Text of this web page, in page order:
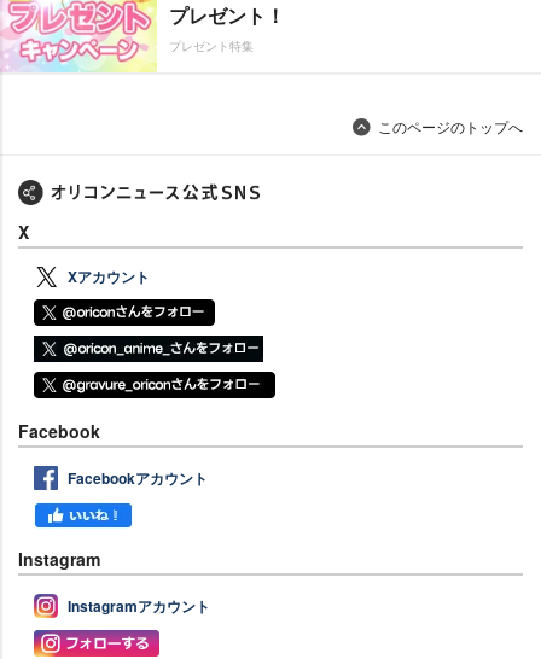
プレゼント！
プレゼント特集
このページのトップへ
X
Xアカウント
Facebook
Facebookアカウント
Instagram
Instagramアカウント